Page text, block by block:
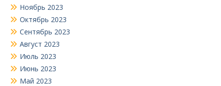
Ноябрь 2023
Октябрь 2023
Сентябрь 2023
Август 2023
Июль 2023
Июнь 2023
Май 2023